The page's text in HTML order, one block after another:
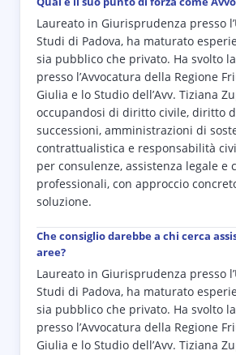
Laureato in Giurisprudenza presso
Studi di Padova, ha maturato
sia pubblico che privato. Ha svolto
presso l’Avvocatura della Regione
Giulia e lo Studio dell’Avv. Tiziana
occupandosi di diritto civile, diritto
successioni, amministrazioni di
contrattualistica e responsabilità
per consulenze, assistenza legale e
professionali, con approccio
soluzione.
Che consiglio darebbe a chi cerca
aree?
Laureato in Giurisprudenza presso
Studi di Padova, ha maturato
sia pubblico che privato. Ha svolto
presso l’Avvocatura della Regione
Giulia e lo Studio dell’Avv. Tiziana